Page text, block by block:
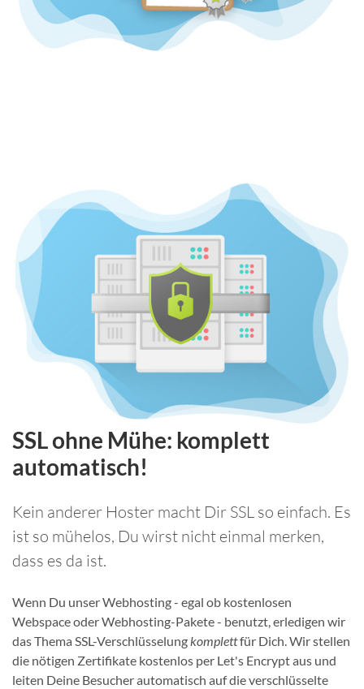
SSL ohne Mühe: komplett
automatisch!
Kein anderer Hoster macht Dir SSL so einfach. Es
ist so mühelos, Du wirst nicht einmal merken,
dass es da ist.
Wenn Du unser Webhosting - egal ob kostenlosen
Webspace oder Webhosting-Pakete - benutzt, erledigen wir
das Thema SSL-Verschlüsselungkomplettfür Dich. Wir stellen
die nötigen Zertifikate kostenlos per Let's Encrypt aus und
leiten Deine Besucher automatisch auf die verschlüsselte